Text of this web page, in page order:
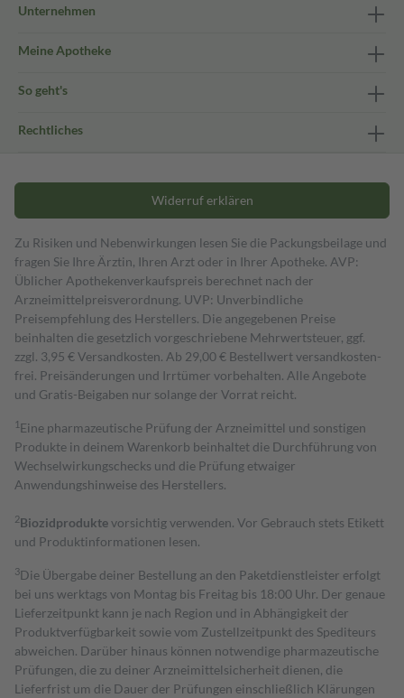
Unternehmen
Meine Apotheke
So geht's
Rechtliches
Widerruf erklären
Zu Risiken und Nebenwirkungen lesen Sie die Packungsbeilage und
fragen Sie Ihre Ärztin, Ihren Arzt oder in Ihrer Apotheke. AVP:
Üblicher Apothekenverkaufspreis berechnet nach der
Arzneimittelpreisverordnung. UVP: Unverbindliche
Preisempfehlung des Herstellers. Die angegebenen Preise
beinhalten die gesetzlich vorgeschriebene Mehrwertsteuer, ggf.
zzgl. 3,95 € Versandkosten. Ab 29,00 € Bestell­wert versand­kosten­
frei. Preisänderungen und Irrtümer vorbehalten. Alle Angebote
und Gratis-Beigaben nur solange der Vorrat reicht.
1 Eine pharmazeutische Prüfung der Arzneimittel und sonstigen
Produkte in deinem Warenkorb beinhaltet die Durchführung von
Wechselwirkungschecks und die Prüfung etwaiger
Anwendungshinweise des Herstellers.
2Biozidproduktevorsichtig verwenden. Vor Gebrauch stets Etikett
und Produktinformationen lesen.
3Die Übergabe deiner Bestellung an den Paketdienstleister erfolgt
bei uns werktags von Montag bis Freitag bis 18:00 Uhr. Der genaue
Lieferzeitpunkt kann je nach Region und in Abhängigkeit der
Produktverfügbarkeit sowie vom Zustellzeitpunkt des Spediteurs
abweichen. Darüber hinaus können notwendige pharmazeutische
Prüfungen, die zu deiner Arzneimittelsicherheit dienen, die
Lieferfrist um die Dauer der Prüfungen einschließlich Klärungen